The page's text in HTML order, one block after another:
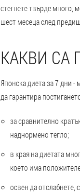
стегнете твърде много,
шест месеца след
КАКВИ СА
Японска диета за 7 дни -
да гарантира
за сравнително
наднормено тегло;
в края на диетата
което има
освен да отслабнете,